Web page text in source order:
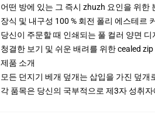
어떤 방에 있는 그 즉시 zhuzh 요인을 위한
장식 및 내구성 100 % 회전 폴리 에스테르
당신이 주문할 때 인쇄되는 풀 컬러 양면 디
청결한 보기 및 쉬운 배려를 위한 cealed zip
제품 소개
모든 던지기 베개 덮개는 삽입을 가진 덮개
각 품목은 당신의 국부적으로 제3자 성취